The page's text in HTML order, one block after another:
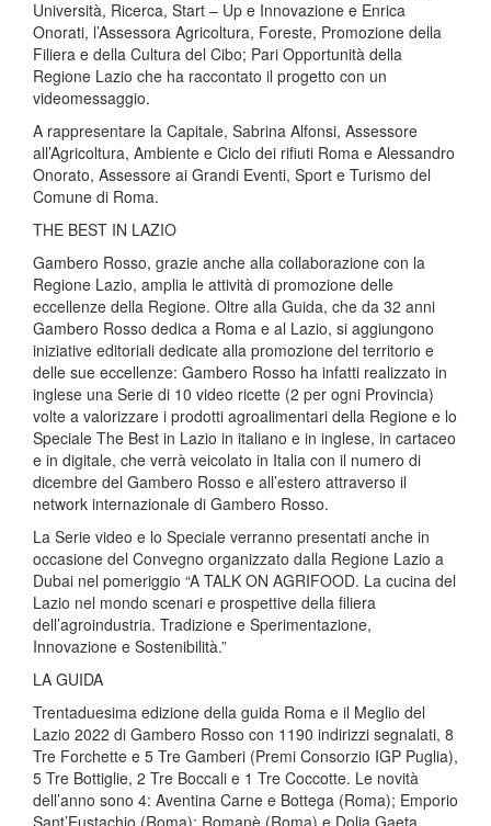
Università, Ricerca, Start – Up e Innovazione e Enrica
Onorati, l’Assessora Agricoltura, Foreste, Promozione della
Filiera e della Cultura del Cibo; Pari Opportunità della
Regione Lazio che ha raccontato il progetto con un
videomessaggio.
A rappresentare la Capitale, Sabrina Alfonsi, Assessore
all’Agricoltura, Ambiente e Ciclo dei rifiuti Roma e Alessandro
Onorato, Assessore ai Grandi Eventi, Sport e Turismo del
Comune di Roma.
THE BEST IN LAZIO
Gambero Rosso, grazie anche alla collaborazione con la
Regione Lazio, amplia le attività di promozione delle
eccellenze della Regione. Oltre alla Guida, che da 32 anni
Gambero Rosso dedica a Roma e al Lazio, si aggiungono
iniziative editoriali dedicate alla promozione del territorio e
delle sue eccellenze: Gambero Rosso ha infatti realizzato in
inglese una Serie di 10 video ricette (2 per ogni Provincia)
volte a valorizzare i prodotti agroalimentari della Regione e lo
Speciale The Best in Lazio in italiano e in inglese, in cartaceo
e in digitale, che verrà veicolato in Italia con il numero di
dicembre del Gambero Rosso e all’estero attraverso il
network internazionale di Gambero Rosso.
La Serie video e lo Speciale verranno presentati anche in
occasione del Convegno organizzato dalla Regione Lazio a
Dubai nel pomeriggio “A TALK ON AGRIFOOD. La cucina del
Lazio nel mondo scenari e prospettive della filiera
dell’agroindustria. Tradizione e Sperimentazione,
Innovazione e Sostenibilità.”
LA GUIDA
Trentaduesima edizione della guida Roma e il Meglio del
Lazio 2022 di Gambero Rosso con 1190 indirizzi segnalati, 8
Tre Forchette e 5 Tre Gamberi (Premi Consorzio IGP Puglia),
5 Tre Bottiglie, 2 Tre Boccali e 1 Tre Coccotte. Le novità
dell’anno sono 4: Aventina Carne e Bottega (Roma); Emporio
Sant’Eustachio (Roma); Romanè (Roma) e Dolia Gaeta